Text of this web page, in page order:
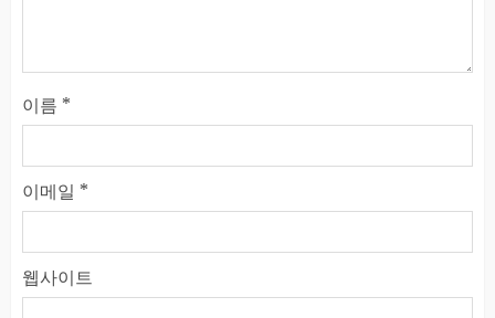
이름 *
이메일 *
웹사이트